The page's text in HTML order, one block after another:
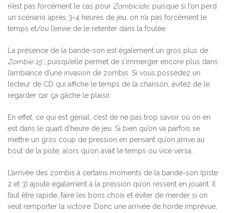
n’est pas forcément le cas pour Zombicide, puisque si l’on perd
un scénario après 3-4 heures de jeu, on n’a pas forcément le
temps et/ou l’envie de le retenter dans la foulée.
La présence de la bande-son est également un gros plus de
Zombie 15′, puisqu’elle permet de s’immerger encore plus dans
l’ambiance d’une invasion de zombis. Si vous possédez un
lecteur de CD qui affiche le temps de la chanson, évitez de le
regarder car ça gâche le plaisir.
En effet, ce qui est génial, c’est de ne pas trop savoir où on en
est dans le quart d’heure de jeu. Si bien qu’on va parfois se
mettre un gros coup de pression en pensant qu’on arrive au
bout de la piste, alors qu’on avait le temps ou vice versa.
L’arrivée des zombis à certains moments de la bande-son (piste
2 et 3) ajoute également à la pression qu’on ressent en jouant. Il
faut être rapide, faire les bons choix et éviter de merder si on
veut remporter la victoire. Donc une arrivée de horde imprévue,